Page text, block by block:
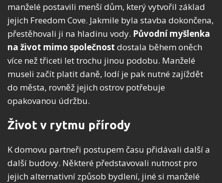
manželé postavili menší dům, který vytvořil základ
jejich Freedom Cove. Jakmile byla stavba dokončena,
přestěhovali ji na hladinu vody. Původní myšlenka
na život mimo společnost dostala během oněch
více než třiceti let trochu jinou podobu. Manželé
museli začít platit daně, lodí je pak nutné zajíždět
do města, rovněž jejich ostrov potřebuje
opakovanou údržbu.
Život v rytmu přírody
K domovu partneři postupem času přidávali další a
další budovy. Některé představovali nutnost pro
jejich alternativní způsob bydlení, jiné si manželé